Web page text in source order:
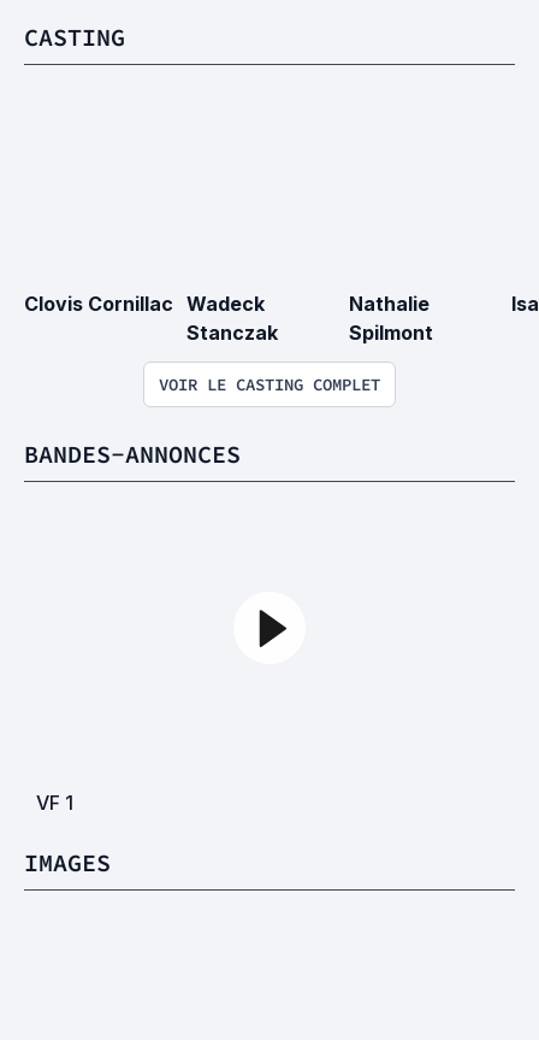
CASTING
Clovis Cornillac Wadeck
Stanczak
Nathalie
Spilmont
VOIR LE CASTING COMPLET
BANDES-ANNONCES
VF 1
IMAGES